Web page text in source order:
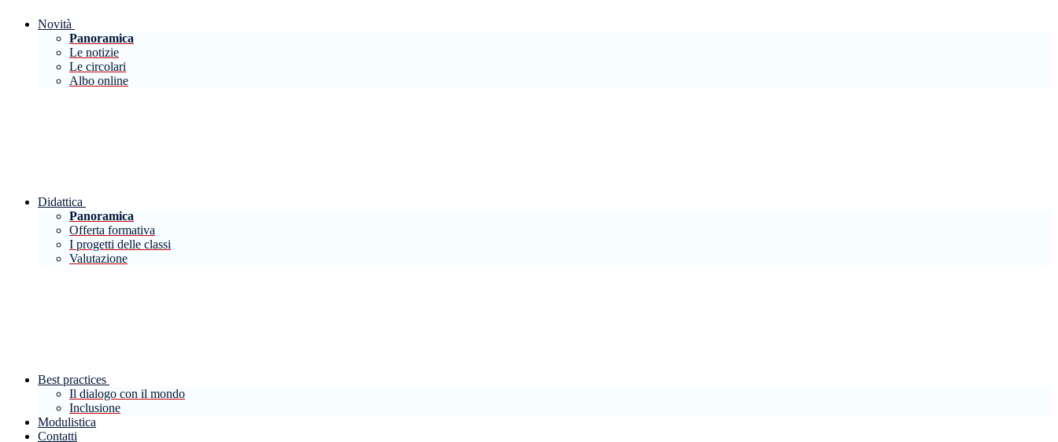
Novità
Panoramica
Le notizie
Le circolari
Albo online
Didattica
Panoramica
Offerta formativa
I progetti delle classi
Valutazione
Best practices
Il dialogo con il mondo
Inclusione
Modulistica
Contatti